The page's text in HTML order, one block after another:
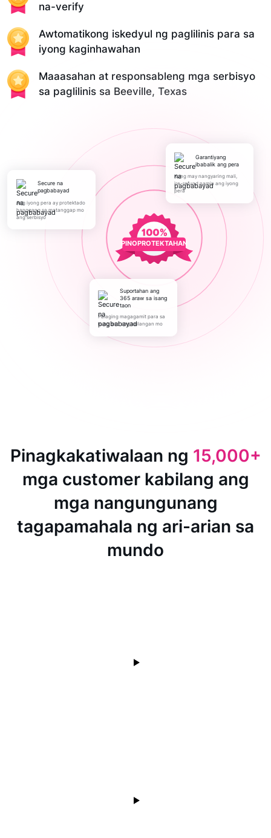
na-verify
Awtomatikong iskedyul ng paglilinis para sa
iyong kaginhawahan
Maaasahan at responsableng mga serbisyo
sa paglilinis sa Beeville, Texas
PINOPROTEKTAHAN
Secure na
pagbabayad
Ang iyong pera ay protektado
hanggang sa matanggap mo
ang serbisyo
Garantiyang
ibabalik ang pera
Kung may nangyaring mali,
ire-refund namin ang iyong
pera
Suportahan ang
365 araw sa isang
taon
Palaging magagamit para sa
kung ano ang kailangan mo
Pinagkakatiwalaan ng 15,000+
mga customer kabilang ang
mga nangungunang
tagapamahala ng ari-arian sa
mundo